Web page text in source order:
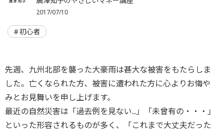
2017/07/10
初心者
先週、九州北部を襲った大豪雨は甚大な被害をもたらしま
した。亡くなられた方、被害に遭われた方に心よりお悔や
みとお見舞いを申し上げます。
最近の自然災害は「過去例を見ない...」「未曾有の・・・」
といった形容されるものが多く、「これまで大丈夫だった